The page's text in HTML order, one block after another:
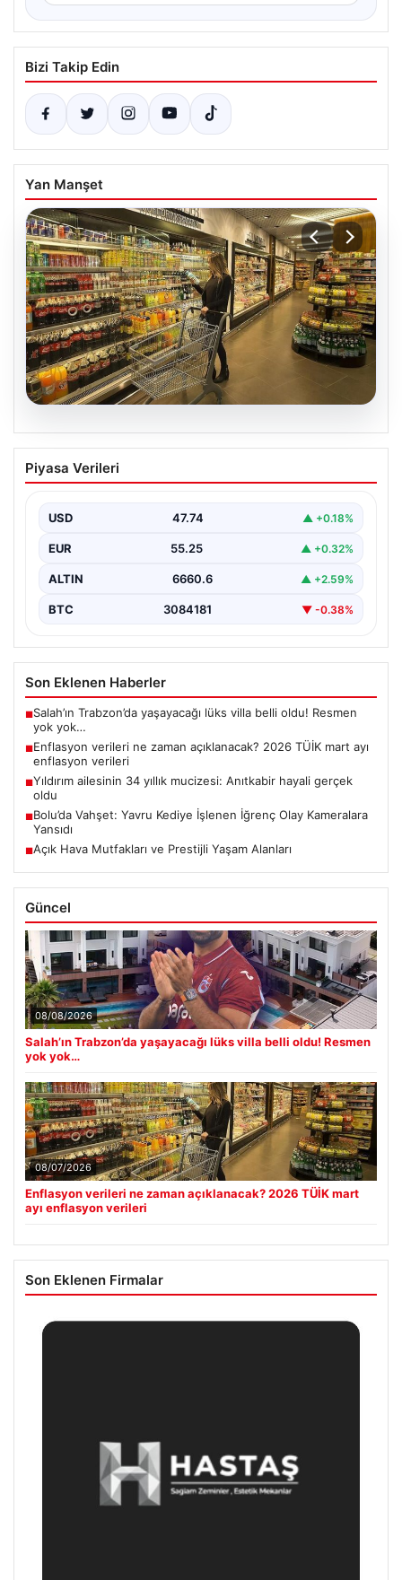
Bizi Takip Edin
Yan Manşet
07.08.2026
Enflasyon verileri ne zaman
açıklanacak? 2026 TÜİK mart ayı
Piyasa Verileri
USD 47.74 ▲ +0.18%
EUR 55.25 ▲ +0.32%
ALTIN 6660.6 ▲ +2.59%
BTC 3084181 ▼ -0.38%
Son Eklenen Haberler
■Salah’ın Trabzon’da yaşayacağı lüks villa belli oldu! Resmen
yok yok…
■Enflasyon verileri ne zaman açıklanacak? 2026 TÜİK mart ayı
enflasyon verileri
■Yıldırım ailesinin 34 yıllık mucizesi: Anıtkabir hayali gerçek
oldu
■Bolu’da Vahşet: Yavru Kediye İşlenen İğrenç Olay Kameralara
Yansıdı
■Açık Hava Mutfakları ve Prestijli Yaşam Alanları
Güncel
08/08/2026
Salah’ın Trabzon’da yaşayacağı lüks villa belli oldu! Resmen
yok yok…
08/07/2026
Enflasyon verileri ne zaman açıklanacak? 2026 TÜİK mart
ayı enflasyon verileri
Son Eklenen Firmalar